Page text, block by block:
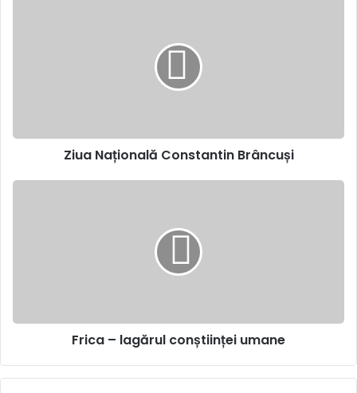
Ziua Națională Constantin Brâncuși
Frica – lagărul conștiinței umane